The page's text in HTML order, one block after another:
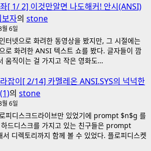
[ 1/ 2] 이것만알면 나도해커! 안시(ANSI)
자의 stone
6일
터넷으로 화려한 동영상을 봤지만, 그 시절에는
로 화려한 ANSI 텍스트 쇼를 봤다. 글자들이 깜
움직이는 걸 가지고 작은 영화도…
잡이[ 2/14] 카멜레온 ANSI.SYS의 넉넉한
의 stone
6일
피디스크드라이브만 있었기에 prompt $n$g 를
드디스크를 가지고 있는 친구들은 prompt
디렉토리까지 함께 볼 수 있었다. 플로피디스켓